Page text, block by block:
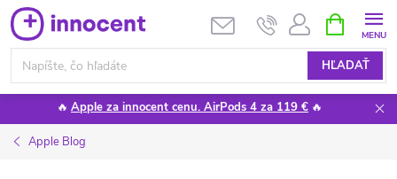
Prejsť
na
obsah
HĽADAŤ
KOŠÍK
🔥 Apple za innocent cenu. AirPods 4 za 119 € 🔥
Apple Blog